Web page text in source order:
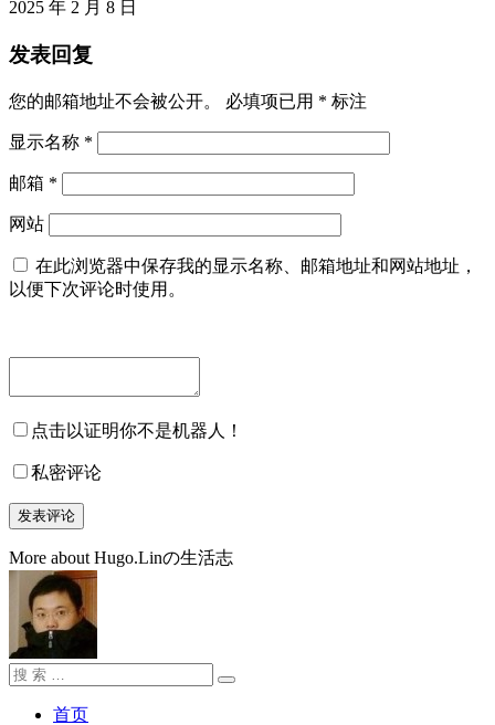
2025 年 2 月 8 日
发表回复
您的邮箱地址不会被公开。 必填项已用 * 标注
显示名称 *
邮箱 *
网站
在此浏览器中保存我的显示名称、邮箱地址和网站地址，
以便下次评论时使用。
点击以证明你不是机器人！
私密评论
More about Hugo.Linの生活志
搜
搜
首页